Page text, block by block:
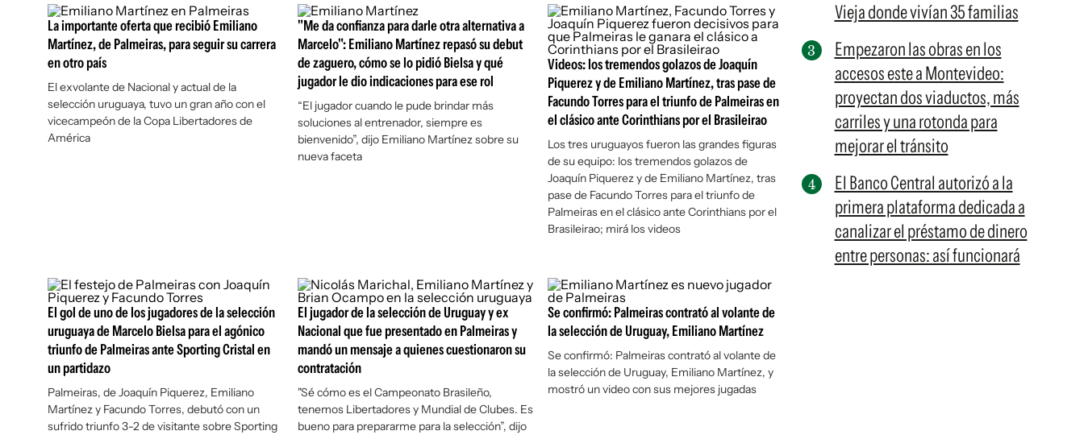
La importante oferta que recibió Emiliano
Martínez, de Palmeiras, para seguir su carrera
en otro país
El exvolante de Nacional y actual de la
selección uruguaya, tuvo un gran año con el
vicecampeón de la Copa Libertadores de
América
"Me da confianza para darle otra alternativa a
Marcelo": Emiliano Martínez repasó su debut
de zaguero, cómo se lo pidió Bielsa y qué
jugador le dio indicaciones para ese rol
“El jugador cuando le pude brindar más
soluciones al entrenador, siempre es
bienvenido”, dijo Emiliano Martínez sobre su
nueva faceta
Videos: los tremendos golazos de Joaquín
Piquerez y de Emiliano Martínez, tras pase de
Facundo Torres para el triunfo de Palmeiras en
el clásico ante Corinthians por el Brasileirao
Los tres uruguayos fueron las grandes figuras
de su equipo: los tremendos golazos de
Joaquín Piquerez y de Emiliano Martínez, tras
pase de Facundo Torres para el triunfo de
Palmeiras en el clásico ante Corinthians por el
Brasileirao; mirá los videos
El gol de uno de los jugadores de la selección
uruguaya de Marcelo Bielsa para el agónico
triunfo de Palmeiras ante Sporting Cristal en
un partidazo
Palmeiras, de Joaquín Piquerez, Emiliano
Martínez y Facundo Torres, debutó con un
sufrido triunfo 3-2 de visitante sobre Sporting
El jugador de la selección de Uruguay y ex
Nacional que fue presentado en Palmeiras y
mandó un mensaje a quienes cuestionaron su
contratación
"Sé cómo es el Campeonato Brasileño,
tenemos Libertadores y Mundial de Clubes. Es
bueno para prepararme para la selección”, dijo
Se confirmó: Palmeiras contrató al volante de
la selección de Uruguay, Emiliano Martínez
Se confirmó: Palmeiras contrató al volante de
la selección de Uruguay, Emiliano Martínez, y
mostró un video con sus mejores jugadas
Vieja donde vivían 35 familias
Empezaron las obras en los
accesos este a Montevideo:
proyectan dos viaductos, más
carriles y una rotonda para
mejorar el tránsito
El Banco Central autorizó a la
primera plataforma dedicada a
canalizar el préstamo de dinero
entre personas: así funcionará